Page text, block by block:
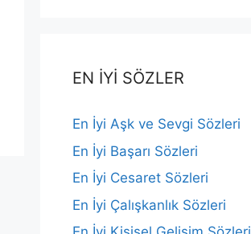
EN İYİ SÖZLER
En İyi Aşk ve Sevgi Sözleri
En İyi Başarı Sözleri
En İyi Cesaret Sözleri
En İyi Çalışkanlık Sözleri